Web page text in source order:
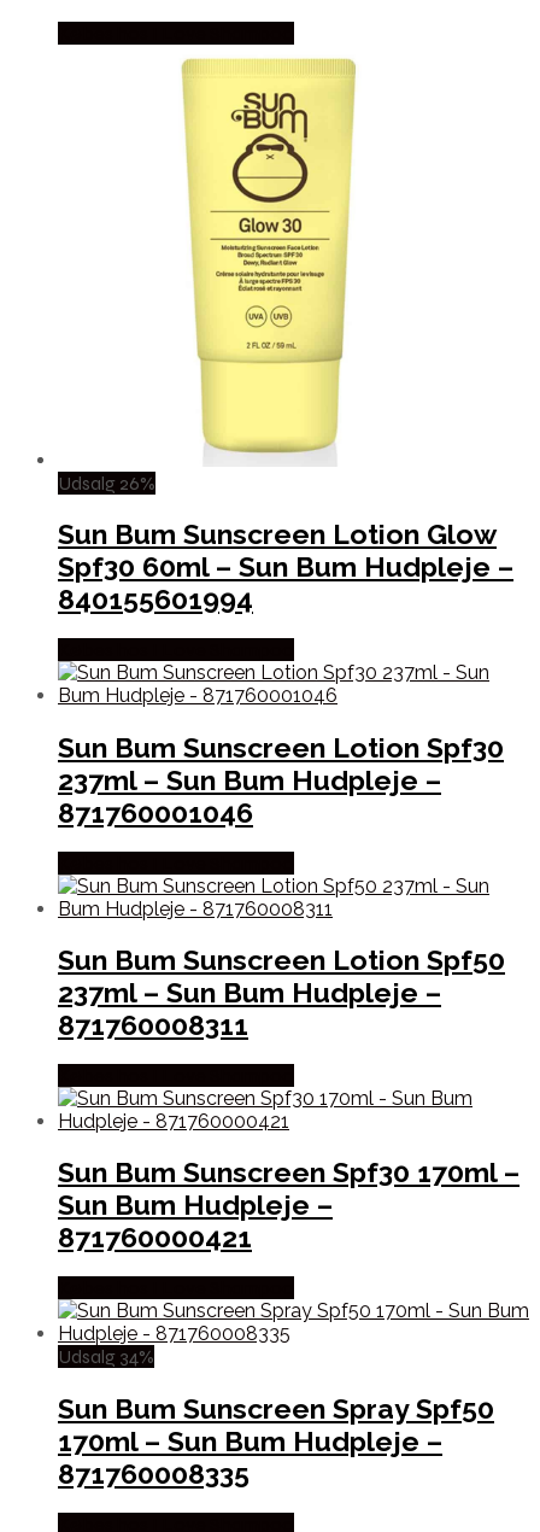
Udsalg 26%
Sun Bum Sunscreen Lotion Glow
Spf30 60ml – Sun Bum Hudpleje –
840155601994
Sun Bum Sunscreen Lotion Spf30
237ml – Sun Bum Hudpleje –
871760001046
Sun Bum Sunscreen Lotion Spf50
237ml – Sun Bum Hudpleje –
871760008311
Sun Bum Sunscreen Spf30 170ml –
Sun Bum Hudpleje –
871760000421
Udsalg 34%
Sun Bum Sunscreen Spray Spf50
170ml – Sun Bum Hudpleje –
871760008335